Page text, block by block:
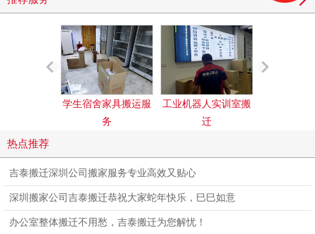
学生宿舍家具搬运服
务
工业机器人实训室搬
迁
热点推荐
吉泰搬迁深圳公司搬家服务专业高效又贴心
深圳搬家公司吉泰搬迁恭祝大家蛇年快乐，巳巳如意
办公室整体搬迁不用愁，吉泰搬迁为您解忧！